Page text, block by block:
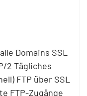
Domains SSL
2 Tägliches
FTP über SSL
FTP-Zugänge